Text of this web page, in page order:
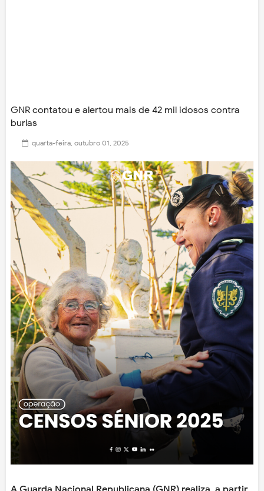
GNR contatou e alertou mais de 42 mil idosos contra
burlas
quarta-feira, outubro 01, 2025